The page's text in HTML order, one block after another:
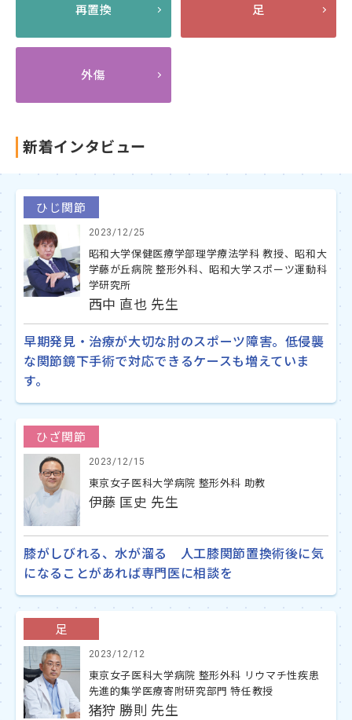
再置換 足
外傷
新着インタビュー
ひじ関節
2023/12/25
昭和大学保健医療学部理学療法学科 教授、昭和大
学藤が丘病院 整形外科、昭和大学スポーツ運動科
学研究所
西中 直也 先生
早期発見・治療が大切な肘のスポーツ障害。低侵襲
な関節鏡下手術で対応できるケースも増えていま
す。
ひざ関節
2023/12/15
東京女子医科大学病院 整形外科 助教
伊藤 匡史 先生
膝がしびれる、水が溜る 人工膝関節置換術後に気
になることがあれば専門医に相談を
足
2023/12/12
東京女子医科大学病院 整形外科 リウマチ性疾患
先進的集学医療寄附研究部門 特任教授
猪狩 勝則 先生